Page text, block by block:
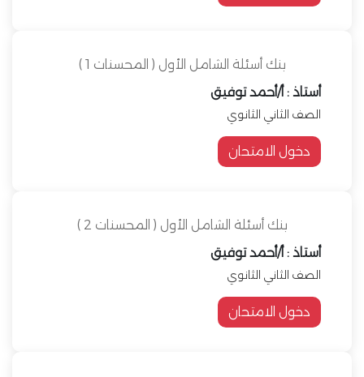
بنك أسئلة الشامل الأول ( المحسنات 1 )
أستاذ : أ/أحمد توفيق
الصف الثاني الثانوي
دخول الامتحان
بنك أسئلة الشامل الأول ( المحسنات 2 )
أستاذ : أ/أحمد توفيق
الصف الثاني الثانوي
دخول الامتحان